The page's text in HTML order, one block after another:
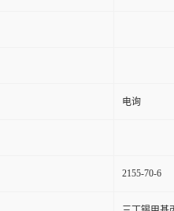
电询
2155-70-6